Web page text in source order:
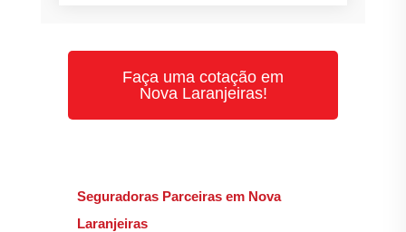
Faça uma cotação em
Nova Laranjeiras!
Seguradoras Parceiras em Nova
Laranjeiras